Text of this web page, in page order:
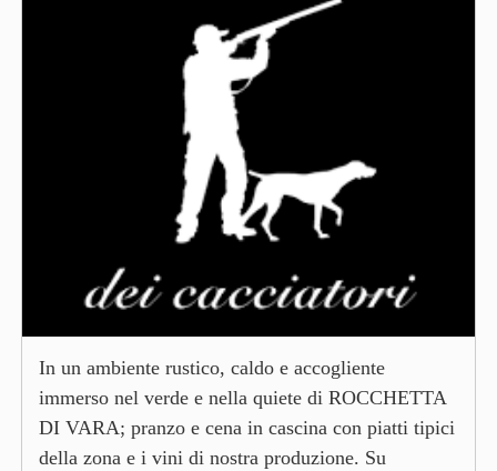
In un ambiente rustico, caldo e accogliente
immerso nel verde e nella quiete di ROCCHETTA
DI VARA; pranzo e cena in cascina con piatti tipici
della zona e i vini di nostra produzione. Su